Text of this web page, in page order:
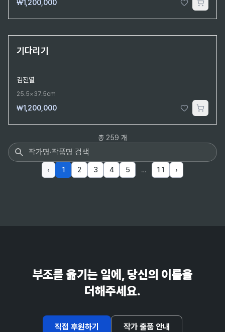
₩1,200,000
단 1점뿐인 원작
기다리기
김진열
25.5×37.5cm
₩1,200,000
총 259 개
작품 검색
‹ 1 2 3 4 5 … 11 ›
부조를 옮기는 일에, 당신의 이름을
더해주세요.
직접 후원하기 작가 출품 안내